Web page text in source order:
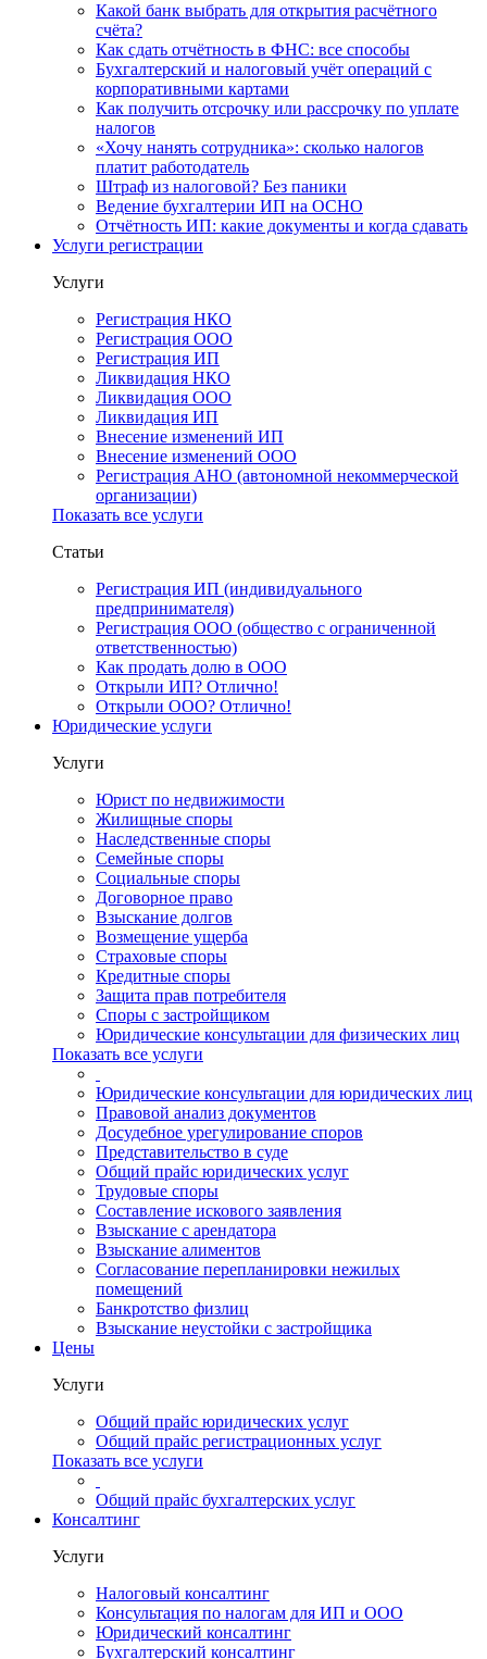
Какой банк выбрать для открытия расчётного
счёта?
Как сдать отчётность в ФНС: все способы
Бухгалтерский и налоговый учёт операций с
корпоративными картами
Как получить отсрочку или рассрочку по уплате
налогов
«Хочу нанять сотрудника»: сколько налогов
платит работодатель
Штраф из налоговой? Без паники
Ведение бухгалтерии ИП на ОСНО
Отчётность ИП: какие документы и когда сдавать
Услуги регистрации
Услуги
Регистрация НКО
Регистрация ООО
Регистрация ИП
Ликвидация НКО
Ликвидация ООО
Ликвидация ИП
Внесение изменений ИП
Внесение изменений ООО
Регистрация АНО (автономной некоммерческой
организации)
Показать все услуги
Статьи
Регистрация ИП (индивидуального
предпринимателя)
Регистрация ООО (общество с ограниченной
ответственностью)
Как продать долю в ООО
Открыли ИП? Отлично!
Открыли ООО? Отлично!
Юридические услуги
Услуги
Юрист по недвижимости
Жилищные споры
Наследственные споры
Семейные споры
Социальные споры
Договорное право
Взыскание долгов
Возмещение ущерба
Страховые споры
Кредитные споры
Защита прав потребителя
Споры с застройщиком
Юридические консультации для физических лиц
Показать все услуги
Юридические консультации для юридических лиц
Правовой анализ документов
Досудебное урегулирование споров
Представительство в суде
Общий прайс юридических услуг
Трудовые споры
Составление искового заявления
Взыскание с арендатора
Взыскание алиментов
Cогласование перепланировки нежилых
помещений
Банкротство физлиц
Взыскание неустойки с застройщика
Цены
Услуги
Общий прайс юридических услуг
Общий прайс регистрационных услуг
Показать все услуги
Общий прайс бухгалтерских услуг
Консалтинг
Услуги
Налоговый консалтинг
Консультация по налогам для ИП и ООО
Юридический консалтинг
Бухгалтерский консалтинг